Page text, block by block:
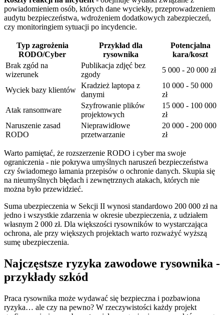
powiadomieniem osób, których dane wyciekły, przeprowadzeniem
audytu bezpieczeństwa, wdrożeniem dodatkowych zabezpieczeń,
czy monitoringiem sytuacji po incydencie.
Typ zagrożenia
RODO/Cyber
Przykład dla
rysownika
Potencjalna
kara/koszt
Brak zgód na
wizerunek
Publikacja zdjęć bez
zgody
5 000 - 20 000 zł
Wyciek bazy klientów
Kradzież laptopa z
danymi
10 000 - 50 000
zł
Atak ransomware
Szyfrowanie plików
projektowych
15 000 - 100 000
zł
Naruszenie zasad
RODO
Nieprawidłowe
przetwarzanie
20 000 - 200 000
zł
Warto pamiętać, że rozszerzenie RODO i cyber ma swoje
ograniczenia - nie pokrywa umyślnych naruszeń bezpieczeństwa
czy świadomego łamania przepisów o ochronie danych. Skupia się
na nieumyślnych błędach i zewnętrznych atakach, których nie
można było przewidzieć.
Suma ubezpieczenia w Sekcji II wynosi standardowo 200 000 zł na
jedno i wszystkie zdarzenia w okresie ubezpieczenia, z udziałem
własnym 2 000 zł. Dla większości rysowników to wystarczająca
ochrona, ale przy większych projektach warto rozważyć wyższą
sumę ubezpieczenia.
Najczęstsze ryzyka zawodowe rysownika -
przykłady szkód
Praca rysownika może wydawać się bezpieczna i pozbawiona
ryzyka… ale czy na pewno? W rzeczywistości każdy projekt